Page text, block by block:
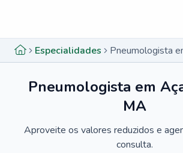
Especialidades
Pneumologista em
MA
Aproveite os valores reduzidos e
consulta.